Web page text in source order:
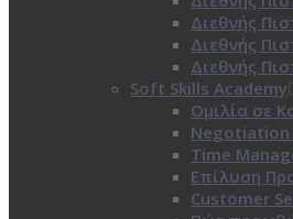
Διεθνής
Διεθνής
Διεθνής
Soft Skills Academy
Ομιλία σε
Negotiation
Time
Επίλυση
Customer